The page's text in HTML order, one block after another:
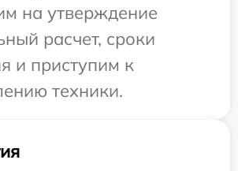
на утверждение
расчет, сроки
и приступим к
техники.